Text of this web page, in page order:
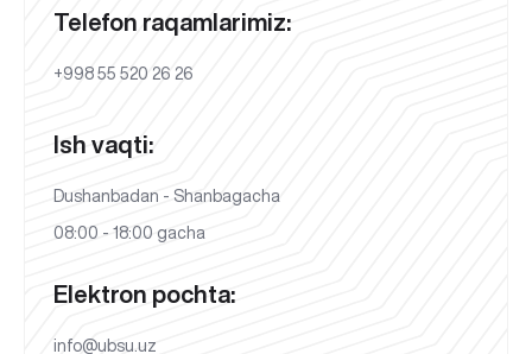
Telefon raqamlarimiz:
+998 55 520 26 26
Ish vaqti:
Dushanbadan - Shanbagacha
08:00 - 18:00 gacha
Elektron pochta:
info@ubsu.uz